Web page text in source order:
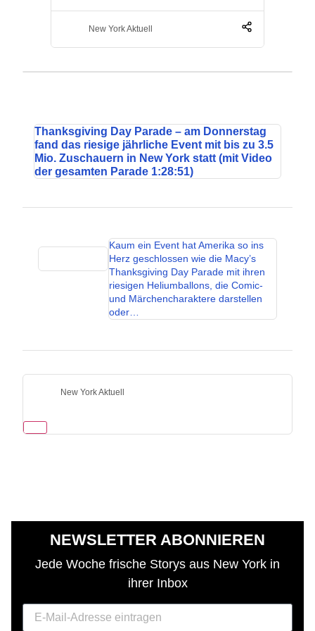
New York Aktuell
Thanksgiving Day Parade – am Donnerstag
fand das riesige jährliche Event mit bis zu 3.5
Mio. Zuschauern in New York statt (mit Video
der gesamten Parade 1:28:51)
Kaum ein Event hat Amerika so ins
Herz geschlossen wie die Macy’s
Thanksgiving Day Parade mit ihren
riesigen Heliumballons, die Comic-
und Märchencharaktere darstellen
oder…
New York Aktuell
NEWSLETTER ABONNIEREN
Jede Woche frische Storys aus New York in
ihrer Inbox